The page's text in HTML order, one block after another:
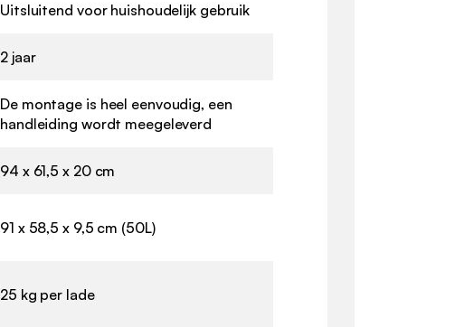
Uitsluitend voor huishoudelijk gebruik
2 jaar
De montage is heel eenvoudig, een
handleiding wordt meegeleverd
94 x 61,5 x 20 cm
91 x 58,5 x 9,5 cm (50L)
25 kg per lade